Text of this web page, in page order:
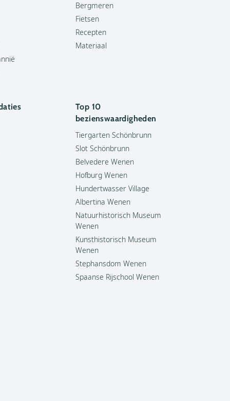
Bergmeren
Fietsen
Recepten
Materiaal
Top 10
bezienswaardigheden
Tiergarten Schönbrunn
Slot Schönbrunn
Belvedere Wenen
Hofburg Wenen
Hundertwasser Village
Albertina Wenen
Natuurhistorisch Museum
Wenen
Kunsthistorisch Museum
Wenen
Stephansdom Wenen
Spaanse Rijschool Wenen